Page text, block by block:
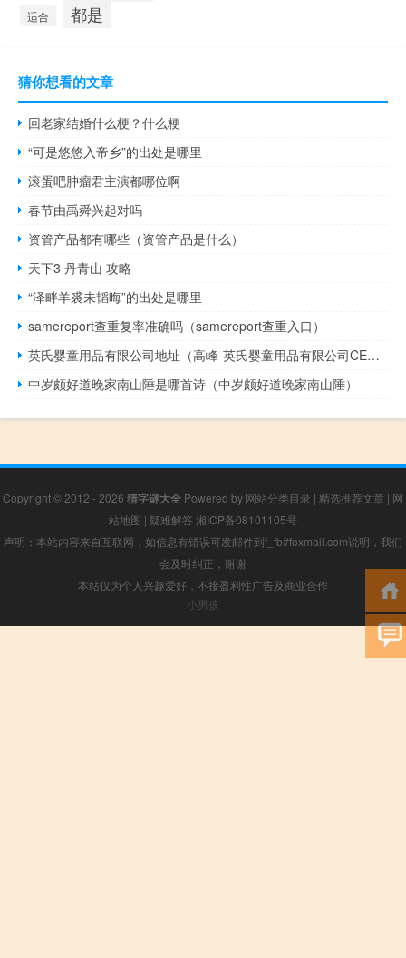
适合 都是
猜你想看的文章
回老家结婚什么梗？什么梗
“可是悠悠入帝乡”的出处是哪里
滚蛋吧肿瘤君主演都哪位啊
春节由禹舜兴起对吗
资管产品都有哪些（资管产品是什么）
天下3 丹青山 攻略
“泽畔羊裘未韬晦”的出处是哪里
samereport查重复率准确吗（samereport查重入口）
英氏婴童用品有限公司地址（高峰-英氏婴童用品有限公司CEO介绍）
中岁颇好道晚家南山陲是哪首诗（中岁颇好道晚家南山陲）
Copyright © 2012 - 2026 猜字谜大全 Powered by 网站分类目录 | 精选推荐文章 | 网
站地图 | 疑难解答 湘ICP备08101105号
声明：本站内容来自互联网，如信息有错误可发邮件到f_fb#foxmail.com说明，我们
会及时纠正，谢谢
本站仅为个人兴趣爱好，不接盈利性广告及商业合作
小男孩